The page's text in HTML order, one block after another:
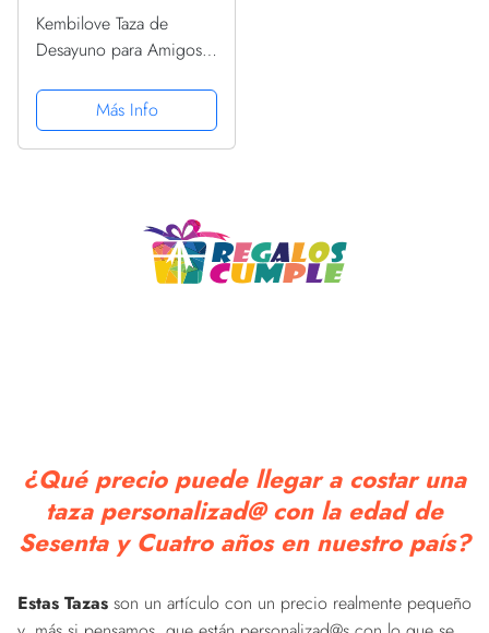
Kembilove Taza de
Desayuno para Amigos
para Regalar Amigo
Invisible, Cumpleaños –
Taza de Cerámica
Más Info
¿Qué precio puede llegar a costar una
taza personalizad@ con la edad de
Sesenta y Cuatro años en nuestro país?
Estas Tazas son un artículo con un precio realmente pequeño